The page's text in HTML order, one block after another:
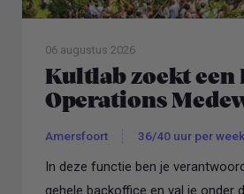
06 augustus 2026
Kultlab zoekt een
Operations
Amersfoort 36/40 uur per week
In deze functie ben je
gehele backoffice en val je onder